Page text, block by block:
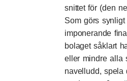
snittet för (den
Som görs
imponerande
bolaget såklart
eller mindre alla
navelludd, spela